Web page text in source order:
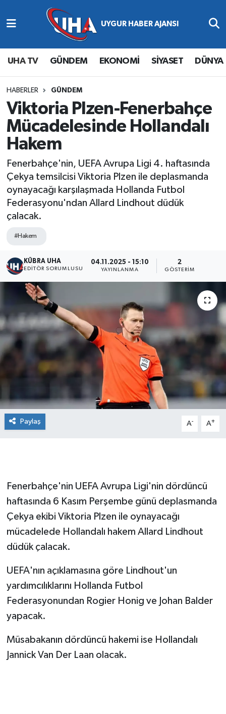
UHA TV GÜNDEM EKONOMİ SİYASET DÜNYA
HABERLER GÜNDEM
Viktoria Plzen-Fenerbahçe
Mücadelesinde Hollandalı
Hakem
Fenerbahçe'nin, UEFA Avrupa Ligi 4. haftasında
Çekya temsilcisi Viktoria Plzen ile deplasmanda
oynayacağı karşılaşmada Hollanda Futbol
Federasyonu'ndan Allard Lindhout düdük
çalacak.
#Hakem
KÜBRA UHA
EDİTÖR SORUMLUSU
04.11.2025 - 15:10
YAYINLANMA
2
GÖSTERIM
Paylaş A- A+
Fenerbahçe'nin UEFA Avrupa Ligi'nin dördüncü
haftasında 6 Kasım Perşembe günü deplasmanda
Çekya ekibi Viktoria Plzen ile oynayacağı
mücadelede Hollandalı hakem Allard Lindhout
düdük çalacak.
UEFA'nın açıklamasına göre Lindhout'un
yardımcılıklarını Hollanda Futbol
Federasyonundan Rogier Honig ve Johan Balder
yapacak.
Müsabakanın dördüncü hakemi ise Hollandalı
Jannick Van Der Laan olacak.
Abone Ol
Gündem
Ekonomi
Magazin
Siyaset
Spor
Yaşam
Nöbetçi Eczaneler
Hava Durumu
Namaz Vakitleri
Trafik Durumu
Süper Lig Puan Durumu ve Fikstür
Tüm Manşetler
Son Dakika Haberleri
Haber Arşivi